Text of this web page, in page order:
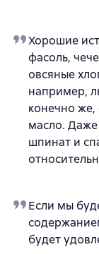
Хорошие
фасоль,
овсяные
например,
конечно
масло.
шпинат и
Если мы
будет